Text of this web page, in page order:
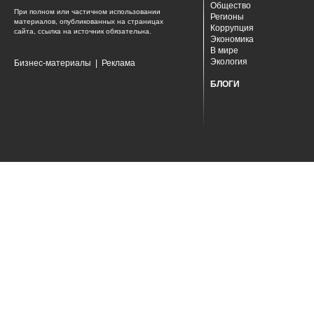
При полном или частичном использовании
материалов, опубликованных на страницах
сайта, ссылка на источник обязательна.
Бизнес-материалы Реклама
Общество
Регионы
Коррупция
Экономика
В мире
Экология
БЛОГИ